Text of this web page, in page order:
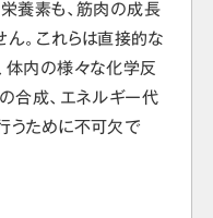
養素も、筋肉の成長
。これらは直接的な
体内の様々な化学反
合成、エネルギー代
うために不可欠で